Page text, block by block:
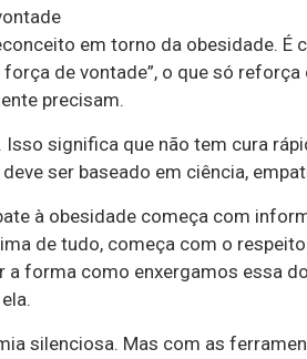
em torno da obesidade. É
força de vontade”, o que só
precisam.
significa que não tem cura
ser baseado em ciência,
à obesidade começa com
de tudo, começa com o
forma como enxergamos essa
silenciosa. Mas com as